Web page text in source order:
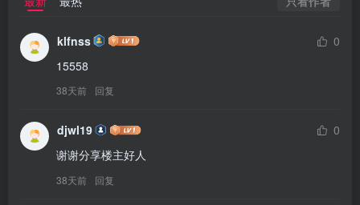
klfnss
0
15558
38天前 回复
djwl19
0
谢谢分享楼主好人
38天前 回复